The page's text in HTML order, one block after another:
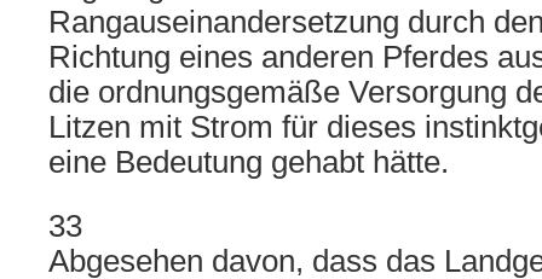
Rangauseinandersetzung durch
Richtung eines anderen Pferdes
die ordnungsgemäße Versorgung
Litzen mit Strom für dieses
eine Bedeutung gehabt hätte.
33
Abgesehen davon, dass das